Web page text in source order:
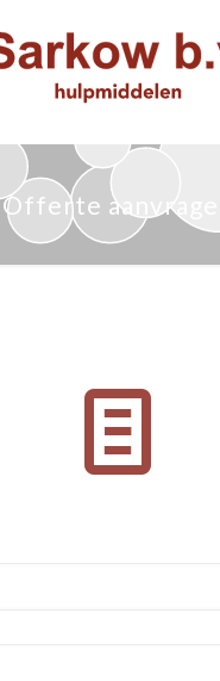
Offerte aanvragen